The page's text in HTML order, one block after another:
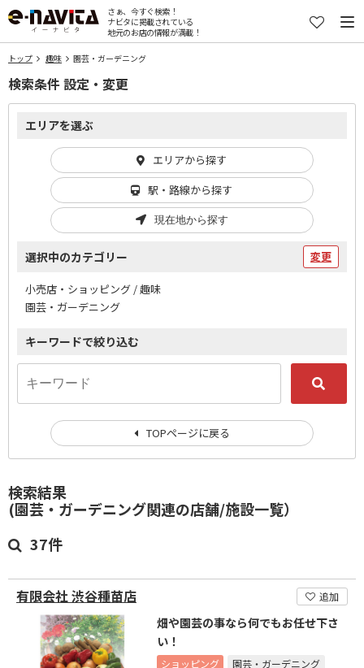
さぁ、今すぐ検索！
ナビタに掲載されている
地元のお店の情報が満載！
トップ 趣味 園芸・ガーデニング
検索結果
(園芸・ガーデニング関連の店舗/施設一覧）
37件
有限会社 渋谷種苗店 追加
畑や園芸の事なら何でもお任せ下さ
い！
ショッピング 園芸・ガーデニング
検索条件 設定・変更
エリアを選ぶ
エリアから探す
駅・路線から探す
現在地から探す
選択中のカテゴリー 変更
小売店・ショッピング / 趣味
園芸・ガーデニング
キーワードで絞り込む
TOPページに戻る